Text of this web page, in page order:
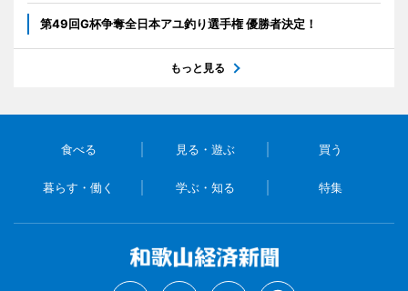
第49回G杯争奪全日本アユ釣り選手権 優勝者決定！
もっと見る
食べる 見る・遊ぶ 買う
暮らす・働く 学ぶ・知る 特集